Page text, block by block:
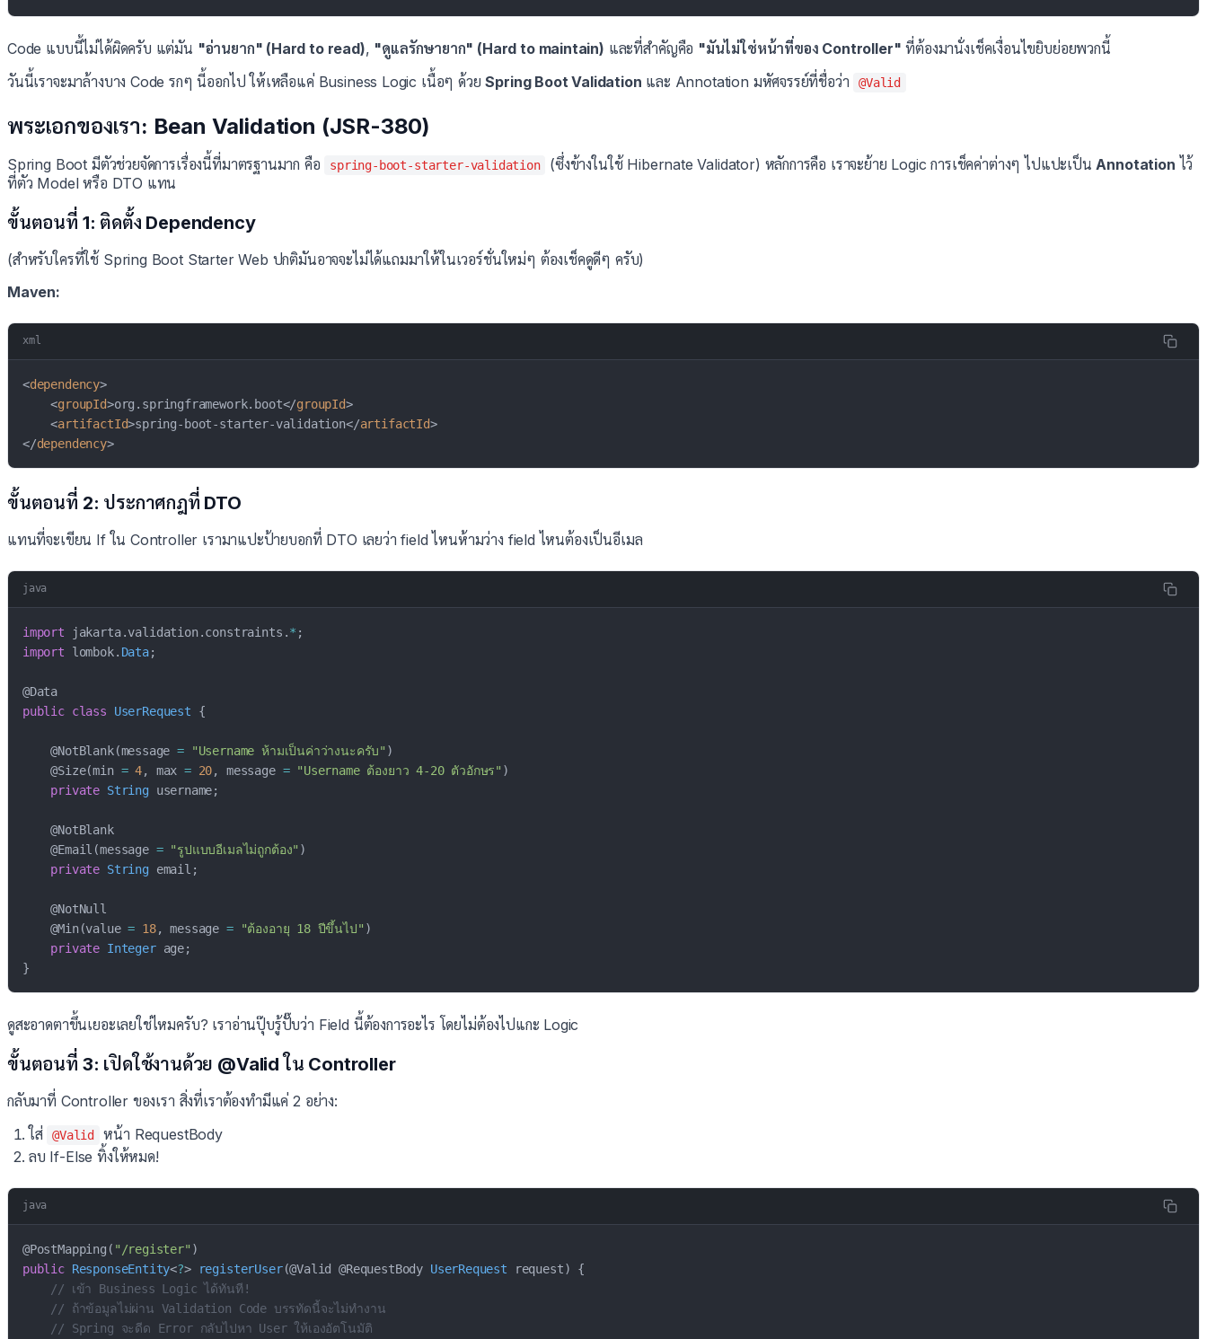
Code แบบนี้ไม่ได้ผิดครับ แต่มัน "อ่านยาก" (Hard to read), "ดูแลรักษายาก" (Hard to maintain) และที่สำคัญคือ "มันไม่ใช่หน้าที่ของ Controller" ที่ต้องมานั่งเช็คเงื่อนไขยิบย่อยพวกนี้
วันนี้เราจะมาล้างบาง Code รกๆ นี้ออกไป ให้เหลือแค่ Business Logic เนื้อๆ ด้วยSpring Boot Validation และ Annotation มหัศจรรย์ที่ชื่อว่า @Valid
พระเอกของเรา: Bean Validation (JSR-380)
Spring Boot มีตัวช่วยจัดการเรื่องนี้ที่มาตรฐานมาก คือ spring-boot-starter-validation (ซึ่งข้างในใช้ Hibernate Validator) หลักการคือ เราจะย้าย Logic การเช็คค่าต่างๆ ไปแปะเป็น Annotation ไว้
ที่ตัว Model หรือ DTO แทน
ขั้นตอนที่ 1: ติดตั้ง Dependency
(สำหรับใครที่ใช้ Spring Boot Starter Web ปกติมันอาจจะไม่ได้แถมมาให้ในเวอร์ชั่นใหม่ๆ ต้องเช็คดูดีๆ ครับ)
Maven:
xml
<dependency>
<groupId>org.springframework.boot</groupId>
<artifactId>spring-boot-starter-validation</artifactId>
</dependency>
ขั้นตอนที่ 2: ประกาศกฎที่ DTO
แทนที่จะเขียน If ใน Controller เรามาแปะป้ายบอกที่ DTO เลยว่า field ไหนห้ามว่าง field ไหนต้องเป็นอีเมล
java
import jakarta.validation.constraints .* ;
import
lombok. Data;
@Data
public class UserRequest {
@NotBlank(message = "Username ห้ามเป็นค่าว่างนะครับ" )
@Size(min = 4, max = 20, message = "Username ต้องยาว 4-20 ตัวอักษร" )
private String username;
@NotBlank
@Email (message = "รูปแบบอีเมลไม่ถูกต้อง" )
private String email ;
@NotNull
@Min(value = 18, message = "ต้องอายุ 18 ปีขึ้นไป" )
private Integer age;
}
ดูสะอาดตาขึ้นเยอะเลยใช่ไหมครับ? เราอ่านปุ๊บรู้ปั๊บว่า Field นี้ต้องการอะไร โดยไม่ต้องไปแกะ Logic
ขั้นตอนที่ 3: เปิดใช้งานด้วย @Valid ใน Controller
กลับมาที่ Controller ของเรา สิ่งที่เราต้องทำมีแค่ 2 อย่าง:
ใส่
@Valid
หน้า RequestBody
ลบ If-Else ทิ้งให้หมด!
java
@PostMapping ( "/register" )
public ResponseEntity<?> registerUser(@Valid @RequestBody UserRequest request)
{
// เข้า Business Logic ได้ทันที!
// ถ้าข้อมูลไม่ผ่าน Validation Code บรรทัดนี้จะไม่ทำงาน
// Spring จะดีด Error กลับไปหา User ให้เองอัตโนมัติ